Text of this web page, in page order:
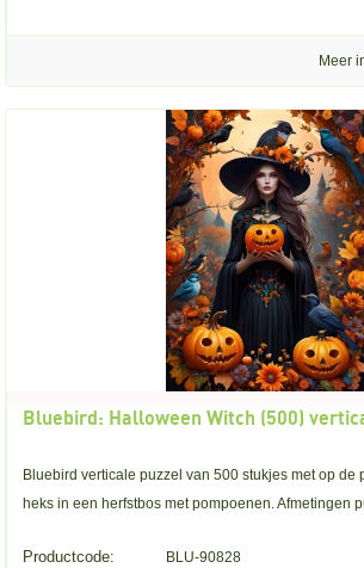
Meer
Bluebird: Halloween Witch (500)
Bluebird verticale puzzel van 500 stukjes met op de
heks in een herfstbos met pompoenen. Afmetingen
Productcode: BLU-90828